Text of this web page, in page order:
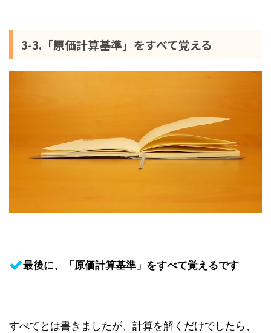
3-3.「原価計算基準」をすべて覚える
最後に、「原価計算基準」をすべて覚えるです
すべてとは書きましたが、計算を解くだけでしたら、